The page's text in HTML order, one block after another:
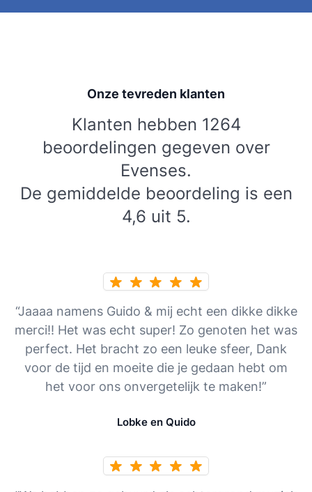
Onze tevreden klanten
Klanten hebben 1264
beoordelingen gegeven over
Evenses.
De gemiddelde beoordeling is een
4,6 uit 5.
“Jaaaa namens Guido & mij echt een dikke dikke
merci!! Het was echt super! Zo genoten het was
perfect. Het bracht zo een leuke sfeer, Dank
voor de tijd en moeite die je gedaan hebt om
het voor ons onvergetelijk te maken!”
Lobke en Quido